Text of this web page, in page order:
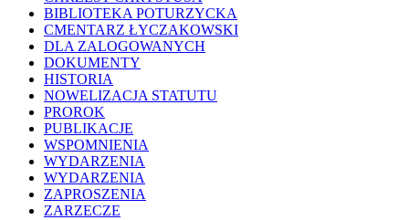
BIBLIOTEKA POTURZYCKA
CMENTARZ ŁYCZAKOWSKI
DLA ZALOGOWANYCH
DOKUMENTY
HISTORIA
NOWELIZACJA STATUTU
PROROK
PUBLIKACJE
WSPOMNIENIA
WYDARZENIA
WYDARZENIA
ZAPROSZENIA
ZARZECZE